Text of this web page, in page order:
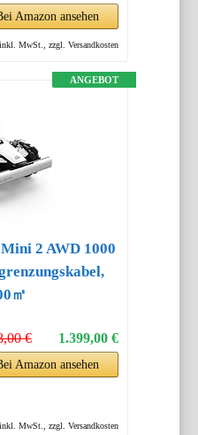
Amazon ansehen
MwSt., zzgl. Versandkosten
ANGEBOT
2 AWD 1000
㎡
1.399,00 €
€
Amazon ansehen
MwSt., zzgl. Versandkosten